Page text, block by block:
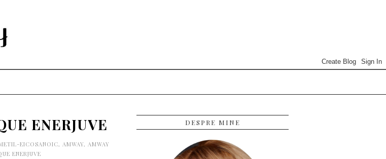
ENERJUVE
EICOSANOIC, AMWAY, AMWAY
ENERJUVE
DESPRE MINE